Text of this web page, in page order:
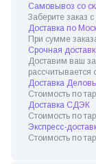
Самовывоз со
Заберите заказ
Доставка по
При сумме
Срочная
Доставим ваш
рассчитывается
Доставка
Стоимость по
Доставка СДЭК
Стоимость по
Экспресс-
Стоимость по